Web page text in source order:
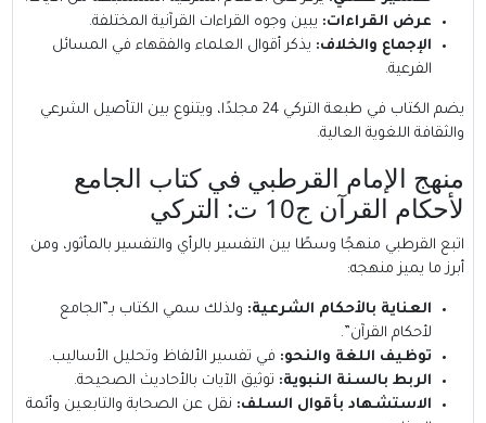
عرض القراءات: يبين وجوه القراءات القرآنية المختلفة.
الإجماع والخلاف: يذكر أقوال العلماء والفقهاء في المسائل
الفرعية.
يضم الكتاب في طبعة التركي 24 مجلدًا، ويتنوع بين التأصيل الشرعي
والثقافة اللغوية العالية.
منهج الإمام القرطبي في كتاب الجامع
لأحكام القرآن ج10 ت: التركي
اتبع القرطبي منهجًا وسطًا بين التفسير بالرأي والتفسير بالمأثور، ومن
أبرز ما يميز منهجه:
العناية بالأحكام الشرعية: ولذلك سمي الكتاب بـ”الجامع
لأحكام القرآن”.
توظيف اللغة والنحو: في تفسير الألفاظ وتحليل الأساليب.
الربط بالسنة النبوية: توثيق الآيات بالأحاديث الصحيحة.
الاستشهاد بأقوال السلف: نقل عن الصحابة والتابعين وأئمة